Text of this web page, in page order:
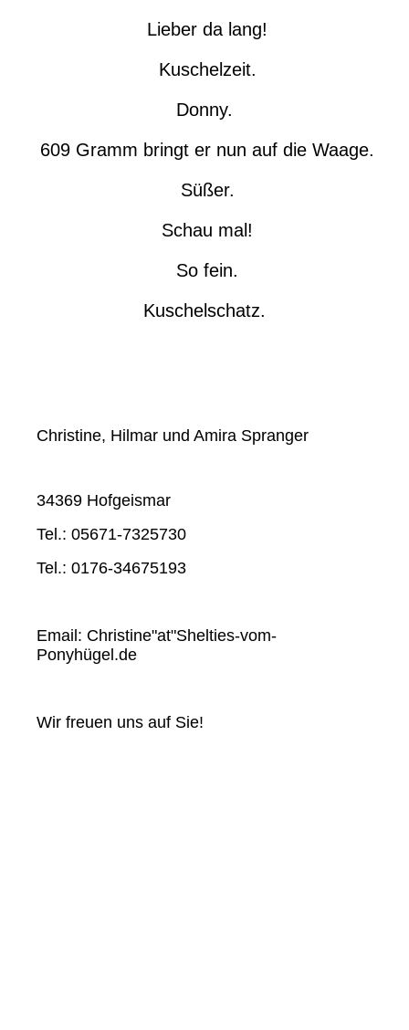
Lieber da lang!
Kuschelzeit.
Donny.
609 Gramm bringt er nun auf die Waage.
Süßer.
Schau mal!
So fein.
Kuschelschatz.
Christine, Hilmar und Amira Spranger
34369 Hofgeismar
Tel.: 05671-7325730
Tel.: 0176-34675193
Email: Christine"at"Shelties-vom-
Ponyhügel.de
Wir freuen uns auf Sie!